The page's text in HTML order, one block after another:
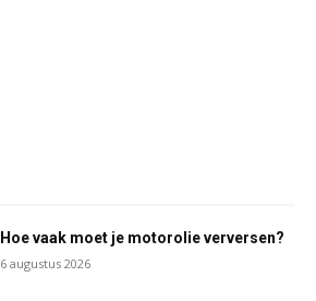
Hoe vaak moet je motorolie verversen?
6 augustus 2026